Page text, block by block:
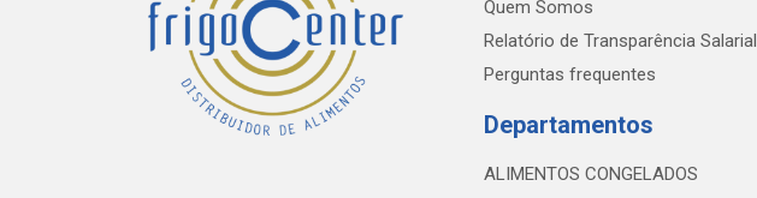
Quem Somos
Relatório de Transparência Salarial
Perguntas frequentes
Departamentos
ALIMENTOS CONGELADOS